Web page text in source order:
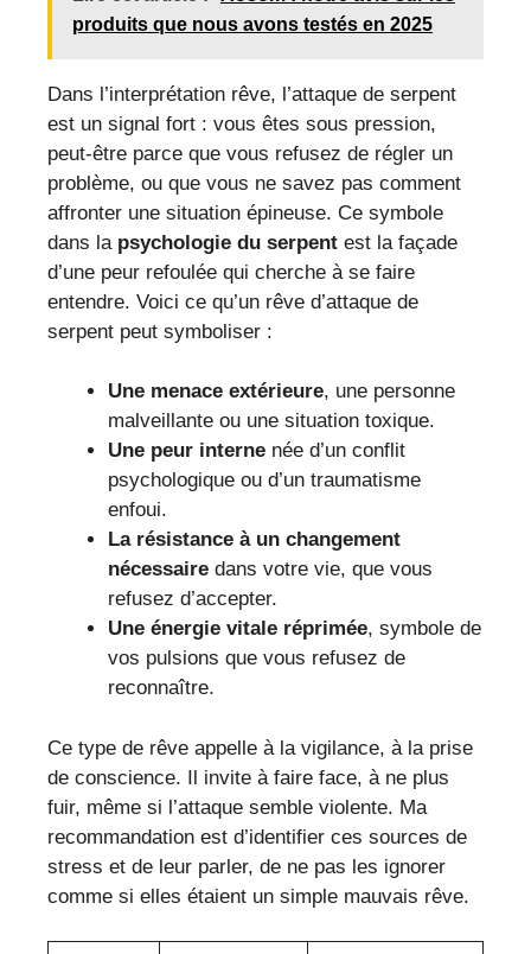
produits que nous avons testés en 2025
Dans l’interprétation rêve, l’attaque de serpent
est un signal fort : vous êtes sous pression,
peut-être parce que vous refusez de régler un
problème, ou que vous ne savez pas comment
affronter une situation épineuse. Ce symbole
dans la psychologie du serpent est la façade
d’une peur refoulée qui cherche à se faire
entendre. Voici ce qu’un rêve d’attaque de
serpent peut symboliser :
Une menace extérieure, une personne
malveillante ou une situation toxique.
Une peur interne née d’un conflit
psychologique ou d’un traumatisme
enfoui.
La résistance à un changement
nécessaire dans votre vie, que vous
refusez d’accepter.
Une énergie vitale réprimée, symbole de
vos pulsions que vous refusez de
reconnaître.
Ce type de rêve appelle à la vigilance, à la prise
de conscience. Il invite à faire face, à ne plus
fuir, même si l’attaque semble violente. Ma
recommandation est d’identifier ces sources de
stress et de leur parler, de ne pas les ignorer
comme si elles étaient un simple mauvais rêve.